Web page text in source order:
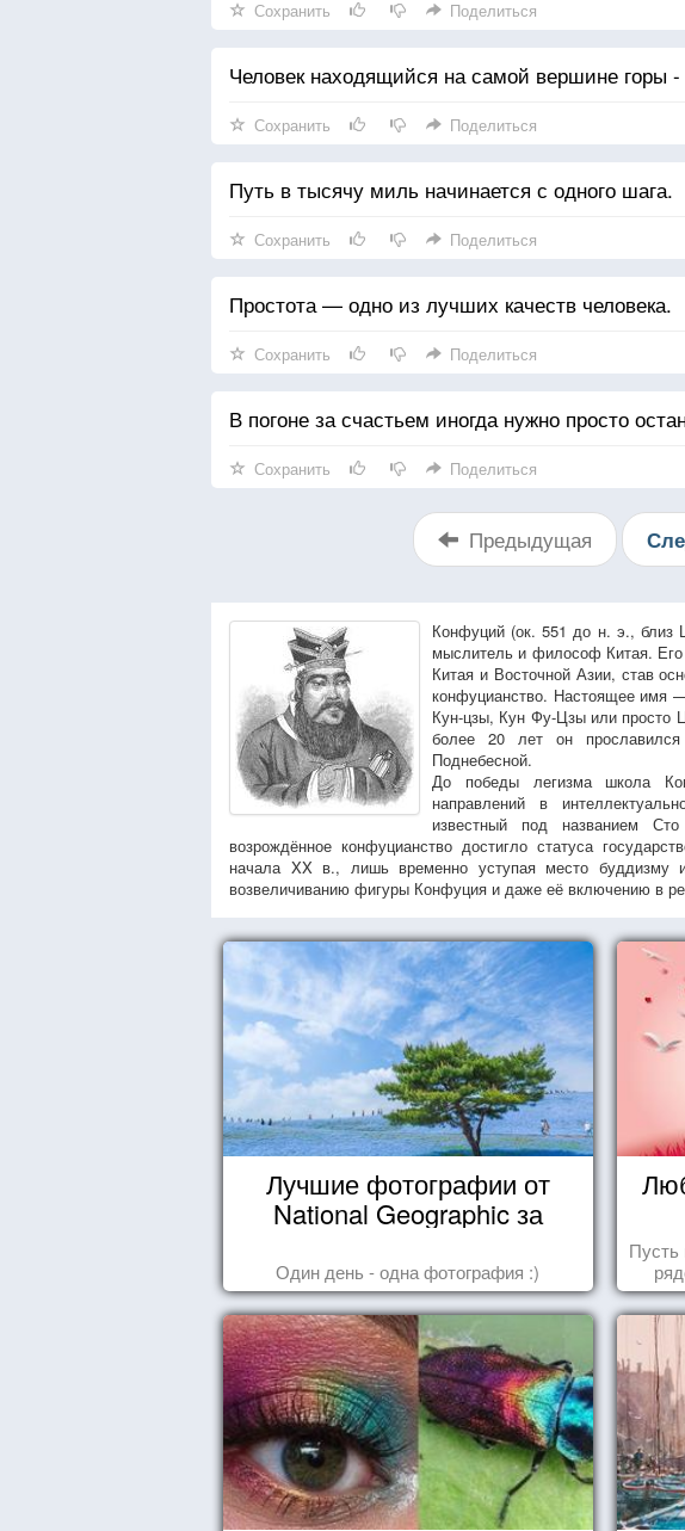
Сохранить Поделиться
Человек находящийся на самой вершине горы -
Сохранить Поделиться
Путь в тысячу миль начинается с одного шага.
Сохранить Поделиться
Простота — одно из лучших качеств человека.
Сохранить Поделиться
В погоне за счастьем иногда нужно просто
Сохранить Поделиться
Предыдущая
Конфуций (ок. 551 до н. э.,
мыслитель и философ Китая. Его
Китая и Восточной Азии, став
конфуцианство. Настоящее имя
Кун-цзы, Кун Фу-Цзы или просто
более 20 лет он прославился
Поднебесной.
До победы легизма школа
направлений в
известный под названием
возрождённое конфуцианство достигло статуса
начала XX в., лишь временно уступая место буддизму
возвеличиванию фигуры Конфуция и даже её включению в
Лучшие фотографии от
National Geographic за
Один день - одна фотография :)